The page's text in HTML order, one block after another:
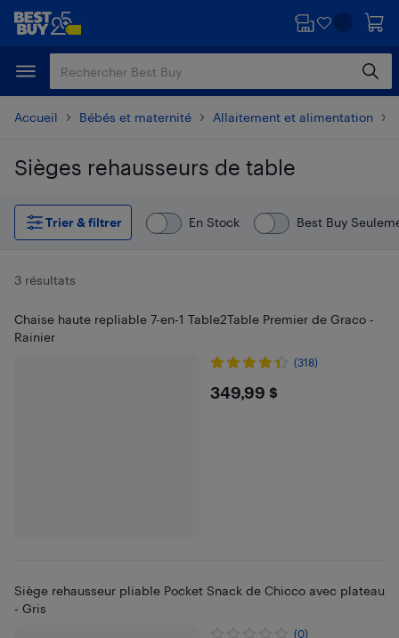
Passer
principal
Passer
Accueil Bébés et maternité Allaitement et alimentation
Sièges rehausseurs de table
Passer aux résultats
Trier & filtrer
En Stock Best Buy
3 résultats
Chaise haute repliable 7-en-1 Table2Table Premier de Graco -
Rainier
(318)
$349.99
349,99 $
Siège rehausseur pliable Pocket Snack de Chicco avec plateau
- Gris
(0)